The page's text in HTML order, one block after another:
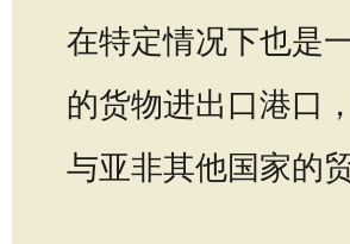
在特定情况下也是
的货物进出口港口
与亚非其他国家的贸